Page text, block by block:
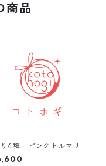
商品
4種 ピンクトルマリン